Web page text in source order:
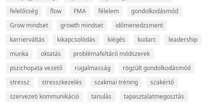
felelősség
flow FMA félelem
gondolkodásmód
Grow mindset
growth mindset
időmenedzsment
karrierváltás
kikapcsolódás kiégés kudarc
leadership
munka
oktatás
problémafeltáró módszerek
pszichopata vezető
rugalmasság
rögzült gondolkodásmód
stressz
stresszkezelés szakmai tréning
szakértő
szervezeti kommunikáció
tanulás tapasztalatmegosztás